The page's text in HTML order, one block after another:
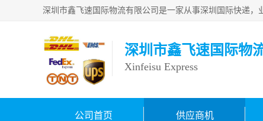
深圳市鑫飞速国际物
Xinfeisu Express
公司首页 供应商机